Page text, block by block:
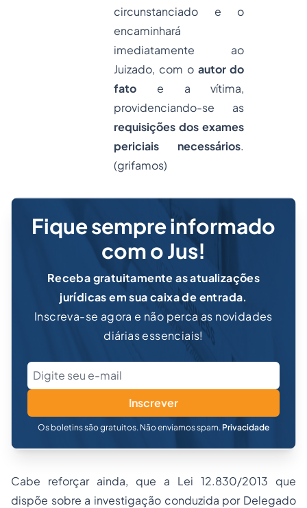
circunstanciado e o
encaminhará
imediatamente ao
Juizado, com o autor do
fato e a vítima,
providenciando-se as
requisições dos exames
periciais necessários.
(grifamos)
Fique sempre informado
com o Jus!
Receba gratuitamente as atualizações
jurídicas em sua caixa de entrada.
Inscreva-se agora e não perca as novidades
diárias essenciais!
Inscrever
Os boletins são gratuitos. Não enviamos spam. Privacidade
Cabe reforçar ainda, que a Lei 12.830/2013 que
dispõe sobre a investigação conduzida por Delegado